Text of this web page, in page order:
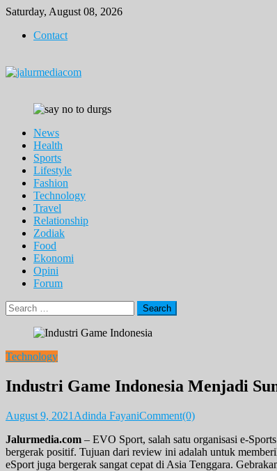
Skip
content
Saturday, August 08, 2026
Contact
News
Health
Sports
Lifestyle
Fashion
Technology
Travel
Relationship
Zodiak
Food
Ekonomi
Opini
Forum
Search
for:
Technology
Industri Game Indonesia Menjadi
August 9, 2021 Adinda FayaniComment(0)
Jalurmedia.com – EVO Sport, salah satu organisasi e-
bergerak positif. Tujuan dari review ini adalah untuk
eSport juga bergerak sangat cepat di Asia Tenggara.